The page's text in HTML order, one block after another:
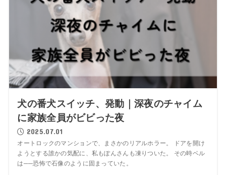
犬の番犬スイッチ、発動｜深夜のチャイム
に家族全員がビビった夜
2025.07.01
オートロックのマンションで、まさかのリアルホラー。 ドアを開け
ようとする誰かの気配に、私もぽんさんも凍りついた。 その時ベル
は──恐怖で石像のように固まっていた。